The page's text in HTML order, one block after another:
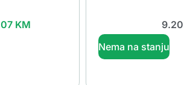
KM
9.20
Nema na stanju